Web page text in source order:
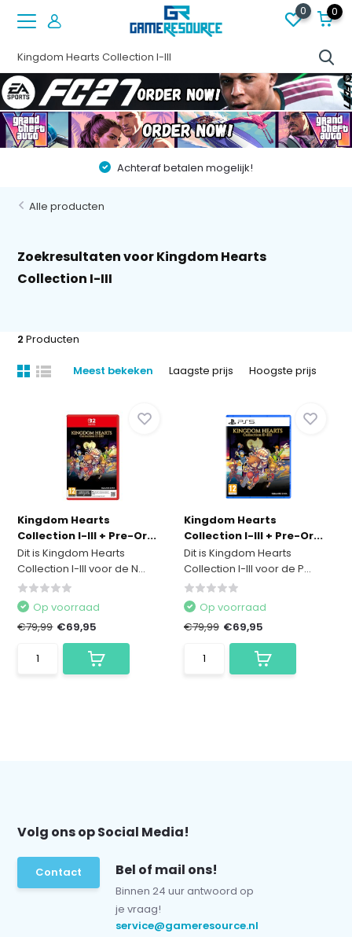
0 0
Achteraf betalen mogelijk!
Alle producten
Zoekresultaten voor Kingdom Hearts
Collection I-III
2 Producten
Meest bekeken Laagste prijs Hoogste prijs
Kingdom Hearts
Collection I-III + Pre-Or...
Dit is Kingdom Hearts
Collection I-III voor de N...
Op voorraad
€79,99 €69,95
Kingdom Hearts
Collection I-III + Pre-Or...
Dit is Kingdom Hearts
Collection I-III voor de P...
Op voorraad
€79,99 €69,95
Volg ons op Social Media!
Contact Bel of mail ons!
Binnen 24 uur antwoord op
je vraag!
service@gameresource.nl